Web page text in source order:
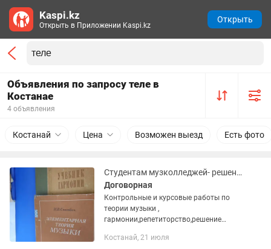
Объявления по запросу теле в
Костанае
4 объявления
Костанай Цена Возможен выезд Есть фото
Студентам музколледжей- решение задач по гармонии, контрольн.(теория музыки
Договорная
Контрольные и курсовые работы по
теории музыки ,
гармонии,репетиторство,решение
анализ-онлайн.
Костанай, 21 июля
Kaspi.kz
Открыть в Приложении Kaspi.kz
Открыть